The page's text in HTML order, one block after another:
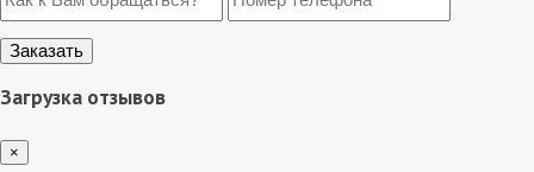
Загрузка отзывов
×